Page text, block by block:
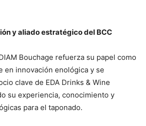
y aliado estratégico del BCC
Bouchage refuerza su papel como
en innovación enológica y se
clave de EDA Drinks & Wine
su experiencia, conocimiento y
para el taponado.